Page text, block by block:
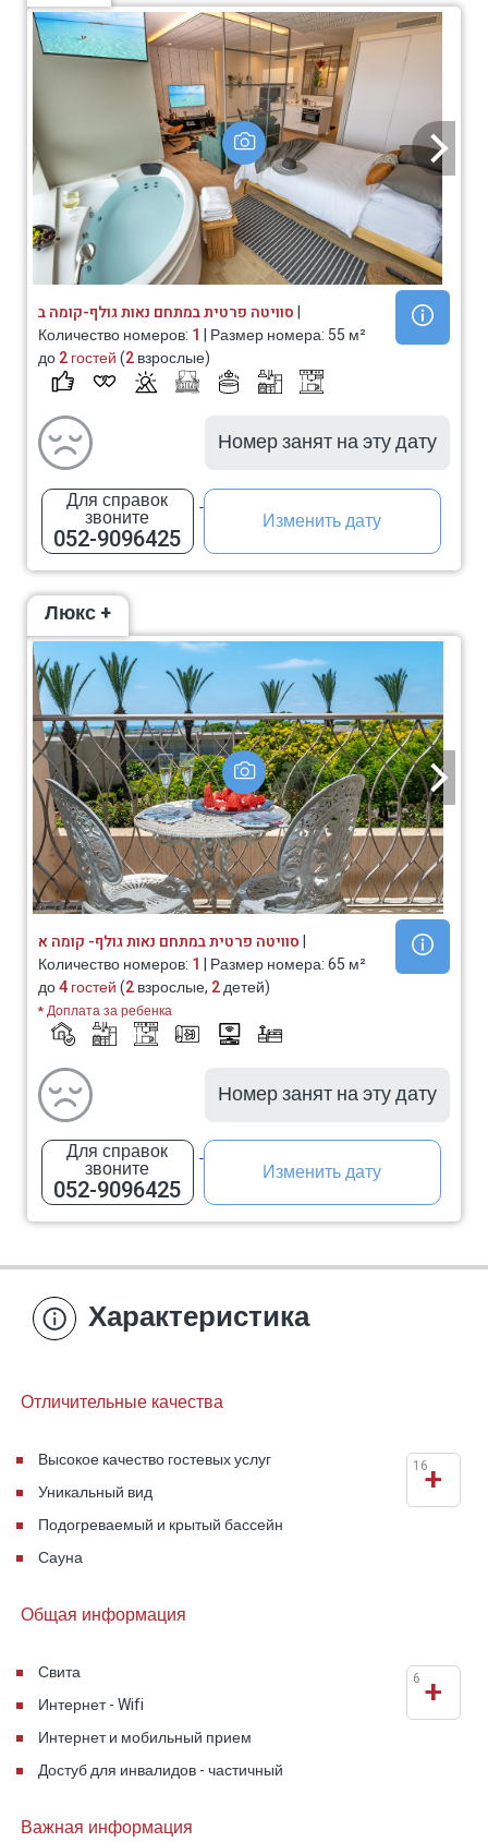
סוויטה פרטית במתחם נאות גולף-קומה ב|
Количество номеров: 1 | Размер номера: 55 м²
до2 гостей(2взрослые)
Номер занят на эту дату
Для справок
звоните
052-9096425
Изменить дату
Люкс +
סוויטה פרטית במתחם נאות גולף- קומה א|
Количество номеров: 1 | Размер номера: 65 м²
до4 гостей(2взрослые, 2детей)
* Доплата за ребенка
Номер занят на эту дату
Для справок
звоните
052-9096425
Изменить дату
Характеристика
Отличительные качества
Высокое качество гостевых услуг
Уникальный вид
Подогреваемый и крытый бассейн
Сауна
+
16
Общая информация
Свита
Интернет - Wifi
Интернет и мобильный прием
Достуб для инвалидов - частичный
+
6
Важная информация